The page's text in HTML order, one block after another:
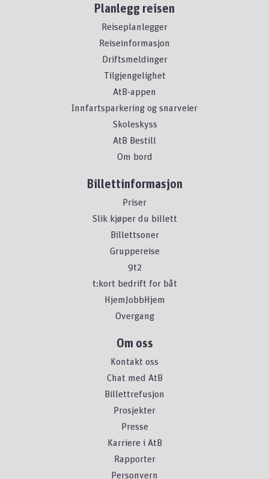
Planlegg reisen
Reiseplanlegger
Reiseinformasjon
Driftsmeldinger
Tilgjengelighet
AtB-appen
Innfartsparkering og snarveier
Skoleskyss
AtB Bestill
Om bord
Billettinformasjon
Priser
Slik kjøper du billett
Billettsoner
Gruppereise
9t2
t:kort bedrift for båt
HjemJobbHjem
Overgang
Om oss
Kontakt oss
Chat med AtB
Billettrefusjon
Prosjekter
Presse
Karriere i AtB
Rapporter
Personvern